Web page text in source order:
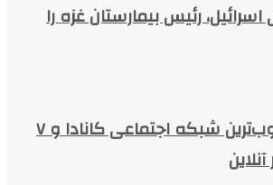
رئیس بیمارستان غزه را
معرفی محبوب‌ترین شبکه اجتماعی کانادا و ۷